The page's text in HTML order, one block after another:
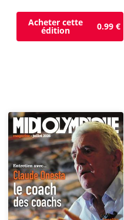
Acheter cette
édition 0.99 €